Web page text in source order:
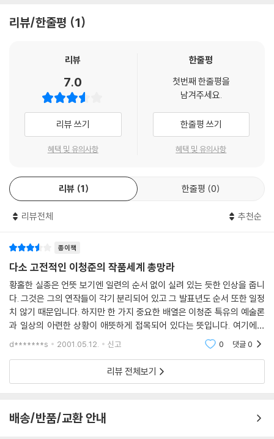
어머님은 그때 어떻게 하셨어요?'
잠잠히 입을 다문채 듣고만 있던 아내가 모처럼 한 마디를 끼어 들고 있었
어나 다음 이야기를 가로막고 싶었다. 하지만 나는 이미 그럴 수가 없었다.
사지가 말을 들어 주지 않았다. 온몸이 마치 물을 먹은 솜처럼 무겁게 가라
앉아 있었따. 몸을 어떻게 움직여 볼 수가 없었다. 형언하기 어려운 어떤 달
콤한 슬픔, 달콤한 피곤기 같은 것이 나를 아늑히 감싸 오고 있었다.
고 서 있을 수 밖에야.... 그 허망한 마음을 어떻게 다 말 할 수가 있을 거
나......' 노인은 여전히 옛예기를 하듯 하는 그 차분하고 아득한 음성으로 그
날의 기억을 더듬어 나갔다.
--- p.133-134
리뷰/한줄평 1
리뷰
7.0
리뷰 쓰기
혜택 및 유의사항
한줄평
첫번째 한줄평을
남겨주세요.
한줄평 쓰기
혜택 및 유의사항
리뷰 1 한줄평 0
리뷰전체 추천순
종이책
다소 고전적인 이청준의 작품세계 총망라
황홀한 실종은 언뜻 보기엔 일련의 순서 없이 실려 있는 듯한 인상을 줍니
다. 그것은 그의 연작들이 각기 분리되어 있고 그 발표년도 순서 또한 일정
치 않기 때문입니다. 하지만 한 가지 중요한 배열은 이청준 특유의 예술론
과 일상의 아련한 상황이 애뜻하게 접목되어 있다는 뜻입니다. 여기에서
눈여겨 볼 작품으로는 눈길과 선학동 나그네 등을 들 수 있을 것입니다. 물
d*******s 2001.05.12. 신고 0 댓글0
리뷰 전체보기
배송/반품/교환 안내